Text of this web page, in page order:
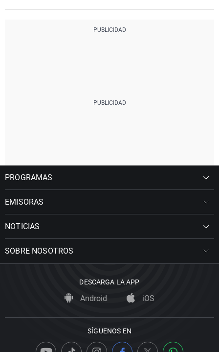
PROGRAMAS
EMISORAS
NOTICIAS
SOBRE NOSOTROS
DESCARGA LA APP
Android iOS
SÍGUENOS EN